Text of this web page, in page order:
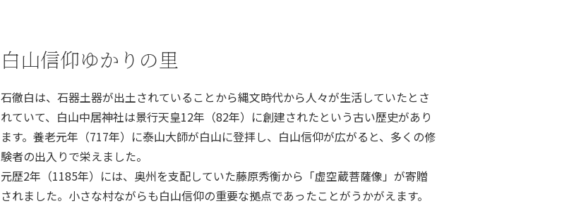
白山信仰ゆかりの里
石徹白は、石器土器が出土されていることから縄文時代から人々が生活していたとさ
れていて、白山中居神社は景行天皇12年（82年）に創建されたという古い歴史があり
ます。養老元年（717年）に泰山大師が白山に登拝し、白山信仰が広がると、多くの修
験者の出入りで栄えました。
元歴2年（1185年）には、奥州を支配していた藤原秀衡から「虚空蔵菩薩像」が寄贈
されました。小さな村ながらも白山信仰の重要な拠点であったことがうかがえます。